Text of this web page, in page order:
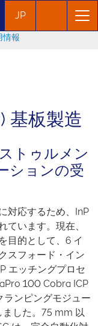
JP
情報
基板製造
トゥルメン
ションの受
対応するため、InP
ています。現在、
目的として、6 イ
スフォード・イン
エッチングプロセ
100 Cobra ICP
ランピングモジュー
ました。75 mm 以